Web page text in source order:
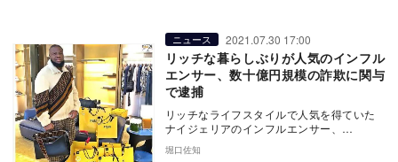
ニュース 2021.07.30 17:00
リッチな暮らしぶりが人気のインフル
エンサー、数十億円規模の詐欺に関与
で逮捕
リッチなライフスタイルで人気を得ていた
ナイジェリアのインフルエンサー、
が、数十億円規…
堀口佐知